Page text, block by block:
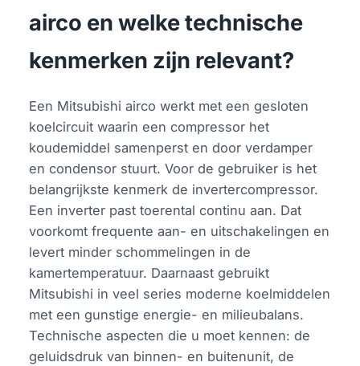
airco en welke technische
kenmerken zijn relevant?
Een Mitsubishi airco werkt met een gesloten
koelcircuit waarin een compressor het
koudemiddel samenperst en door verdamper
en condensor stuurt. Voor de gebruiker is het
belangrijkste kenmerk de invertercompressor.
Een inverter past toerental continu aan. Dat
voorkomt frequente aan- en uitschakelingen en
levert minder schommelingen in de
kamertemperatuur. Daarnaast gebruikt
Mitsubishi in veel series moderne koelmiddelen
met een gunstige energie- en milieubalans.
Technische aspecten die u moet kennen: de
geluidsdruk van binnen- en buitenunit, de